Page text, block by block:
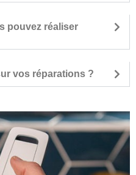
pouvez réaliser
vos réparations ?